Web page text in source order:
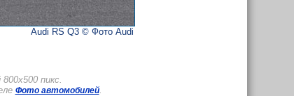
Audi RS Q3 © Фото Audi
пикс.
Фото автомобилей.